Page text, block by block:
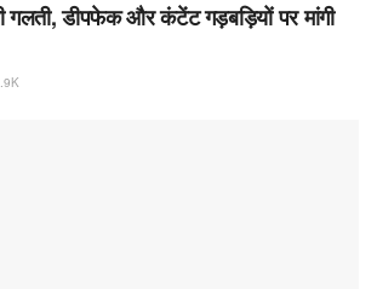
गलती, डीपफेक और कंटेंट गड़बड़ियों पर मांगी